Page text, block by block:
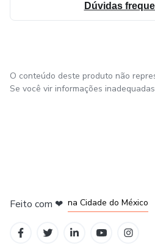
Dúvidas
O conteúdo deste produto não
Se você vir informações
Feito com ❤ na Cidade do México